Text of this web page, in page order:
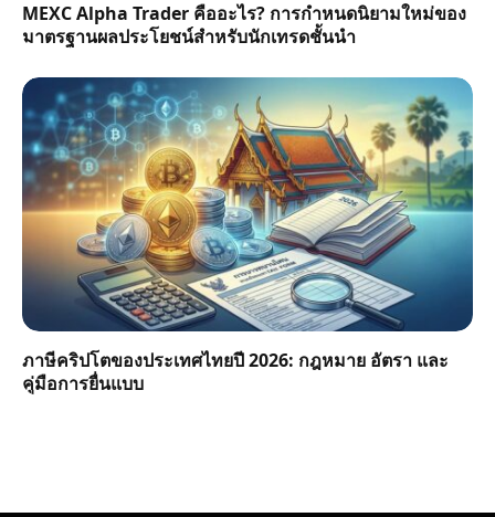
MEXC Alpha Trader คืออะไร? การกำหนดนิยามใหม่ของ
มาตรฐานผลประโยชน์สำหรับนักเทรดชั้นนำ
ภาษีคริปโตของประเทศไทยปี 2026: กฎหมาย อัตรา และ
คู่มือการยื่นแบบ